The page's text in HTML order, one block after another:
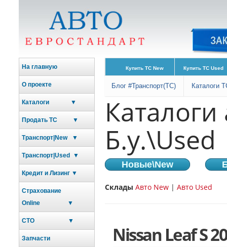
На главную
О проекте
Каталоги ▼
Продать ТС ▼
Транспорт|New ▼
Транспорт|Used ▼
Кредит и Лизинг ▼
Страхование
Online ▼
СТО ▼
Запчасти
Купить ТС New Купить ТС Used
Блог #Транспорт(ТС) Каталоги
Б.у.\Used
Новые\New
Склады Авто New | Авто Used
Nissan Leaf S